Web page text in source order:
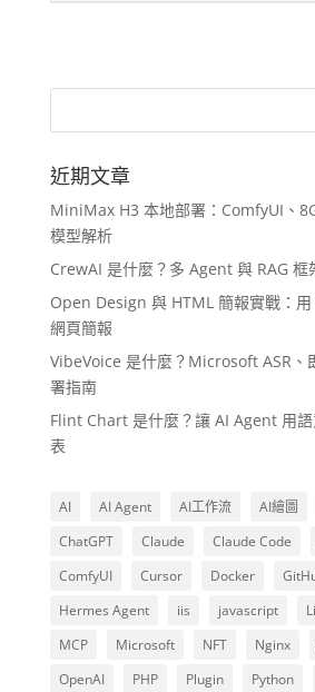
近期文章
MiniMax H3 本地部署：ComfyUI、
模型解析
CrewAI 是什麼？多 Agent 與 RAG 框
Open Design 與 HTML 簡報實戰：
網頁簡報
VibeVoice 是什麼？Microsoft ASR、
署指南
Flint Chart 是什麼？讓 AI Agent 用
表
AI AI Agent AI工作流 AI繪圖
ChatGPT
Claude Claude Code
ComfyUI
Cursor Docker
Hermes Agent
iis javascript
MCP
Microsoft NFT Nginx
OpenAI
PHP Plugin Python